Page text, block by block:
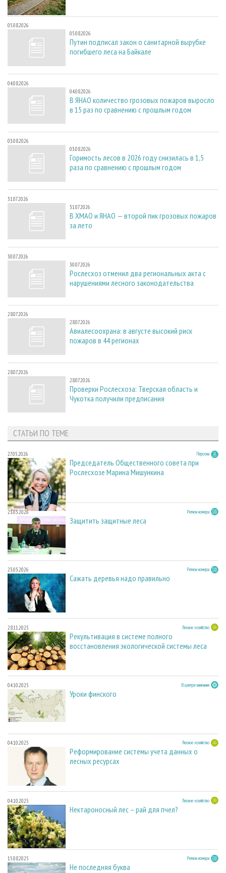
05.08.2026
05.08.2026
Путин подписал закон о санитарной вырубке
погибшего леса на Байкале
04.08.2026
04.08.2026
В ЯНАО количество грозовых пожаров выросло
в 15 раз по сравнению с прошлым годом
03.08.2026
03.08.2026
Горимость лесов в 2026 году снизилась в 1,5
раза по сравнению с прошлым годом
31.07.2026
31.07.2026
В ХМАО и ЯНАО — второй пик грозовых пожаров
за лето
30.07.2026
30.07.2026
Рослесхоз отменил два региональных акта с
нарушениями лесного законодательства
28.07.2026
28.07.2026
Авиалесоохрана: в августе высокий риск
пожаров в 44 регионах
28.07.2026
28.07.2026
Проверки Рослесхоза: Тверская область и
Чукотка получили предписания
СТАТЬИ ПО ТЕМЕ
27.05.2026 Персона
Председатель Общественного совета при
Рослесхозе Марина Мишункина
23.03.2026 Регион номера
Защитить защитные леса
23.03.2026 Регион номера
Сажать деревья надо правильно
28.11.2025 Лесное хозяйство
Рекультивация в системе полного
восстановления экологической системы леса
04.10.2025 В центре внимания
Уроки финского
04.10.2025 Лесное хозяйство
Реформирование системы учета данных о
лесных ресурсах
04.10.2025 Лесное хозяйство
Нектароносный лес – рай для пчел?
15.08.2025 Регион номера
Не последняя буква